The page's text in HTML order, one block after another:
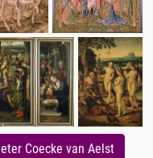
Coecke van Aelst